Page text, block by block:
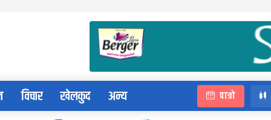
विचार खेलकुद अन्य पात्रो